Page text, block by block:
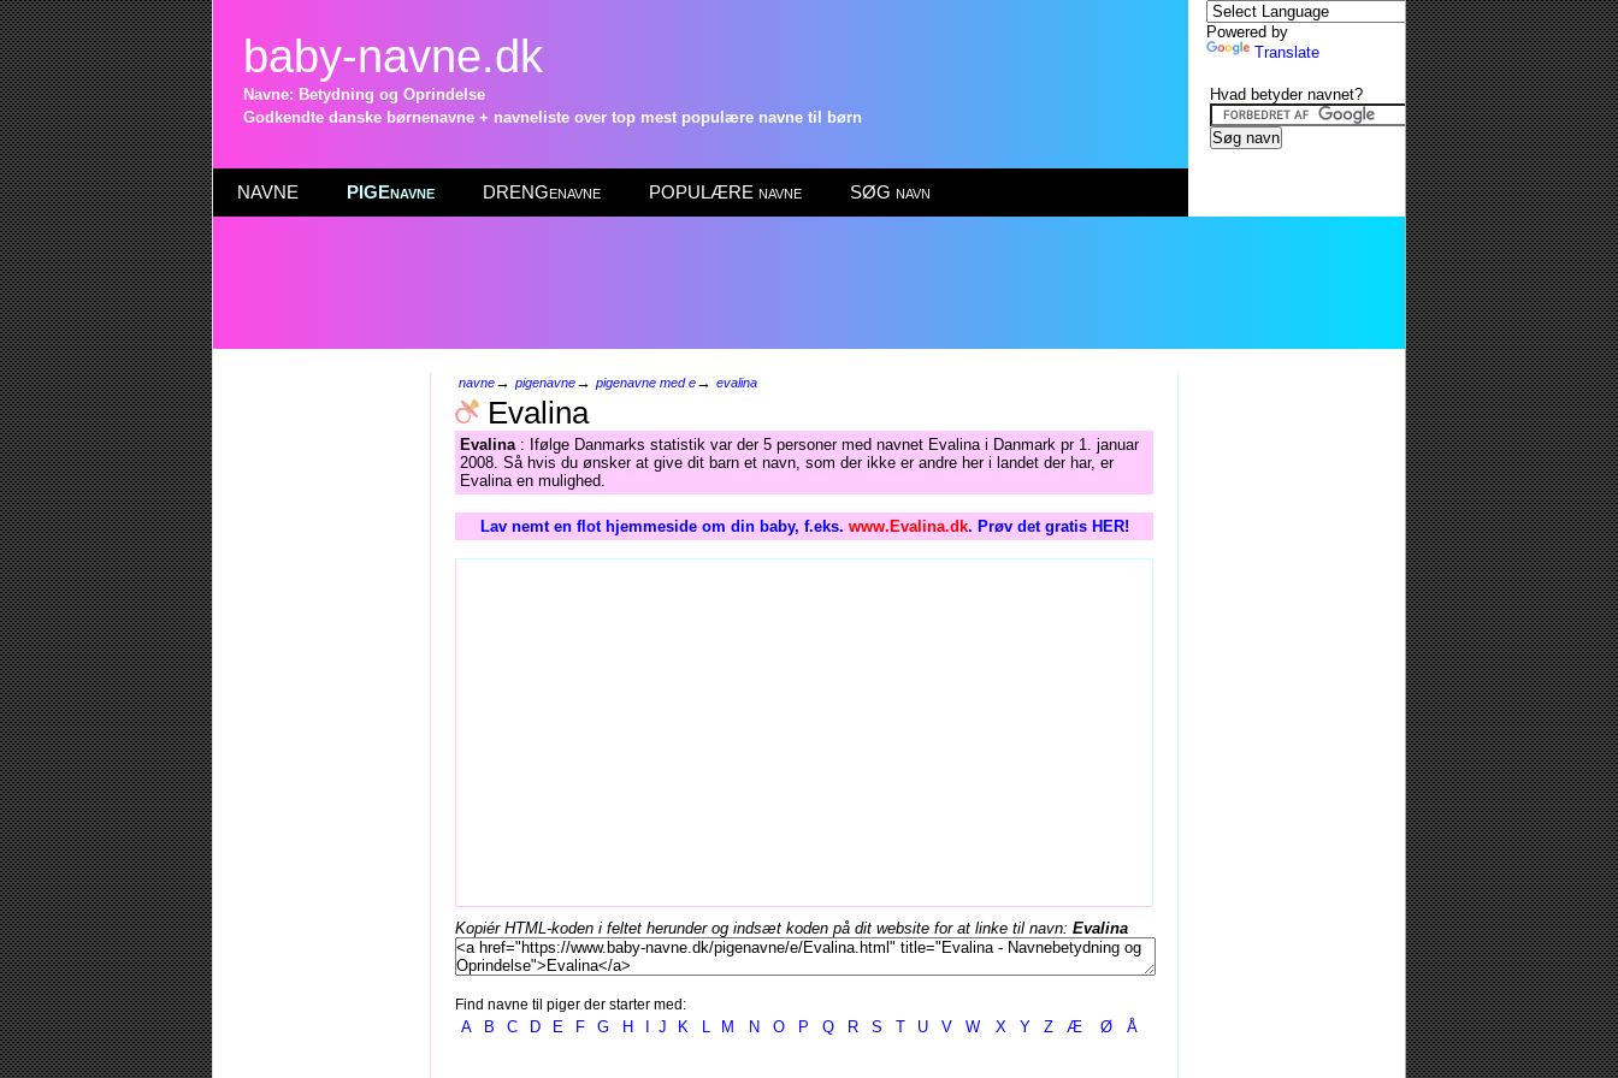
baby-navne.dk
Navne: Betydning og Oprindelse
Godkendte danske børnenavne + navneliste over top mest populære navne til børn
NAVNE PIGEnavne DRENGenavne POPULÆRE navne SØG navn
navne→ pigenavne→ pigenavne med e→ evalina
Evalina
Evalina: Ifølge Danmarks statistik var der 5 personer med navnet Evalina i Danmark pr 1. januar
2008. Så hvis du ønsker at give dit barn et navn, som der ikke er andre her i landet der har, er
Evalina en mulighed.
Lav nemt en flot hjemmeside om din baby, f.eks. www.Evalina.dk. Prøv det gratis HER!
Kopiér HTML-koden i feltet herunder og indsæt koden på dit website for at linke til navn: Evalina
Find navne til piger der starter med:
A B C D E F G H J K L M N O P Q R S T U V W X Y Z Æ Ø Å
Powered by
Translate
Hvad betyder navnet?